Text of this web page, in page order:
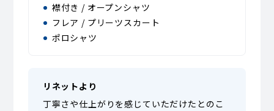
襟付き / オープンシャツ
フレア / プリーツスカート
ポロシャツ
リネットより
丁寧さや仕上がりを感じていただけたとのこ